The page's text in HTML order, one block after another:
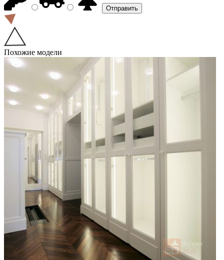
Похожие модели